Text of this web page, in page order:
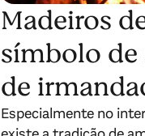
Madeiros
símbolo de
de
Especialmente no